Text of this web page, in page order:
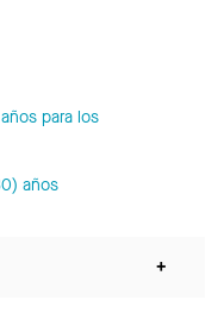
para los
años
+